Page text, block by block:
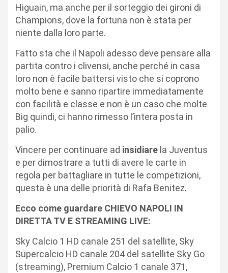
Higuain, ma anche per il sorteggio dei gironi di
Champions, dove la fortuna non è stata per
niente dalla loro parte.
Fatto sta che il Napoli adesso deve pensare alla
partita contro i clivensi, anche perché in casa
loro non è facile battersi visto che si coprono
molto bene e sanno ripartire immediatamente
con facilità e classe e non è un caso che molte
Big quindi, ci hanno rimesso l’intera posta in
palio.
Vincere per continuare ad insidiare la Juventus
e per dimostrare a tutti di avere le carte in
regola per battagliare in tutte le competizioni,
questa è una delle priorità di Rafa Benitez.
Ecco come guardare CHIEVO NAPOLI IN
DIRETTA TV E STREAMING LIVE:
Sky Calcio 1 HD canale 251 del satellite, Sky
Supercalcio HD canale 204 del satellite Sky Go
(streaming), Premium Calcio 1 canale 371,